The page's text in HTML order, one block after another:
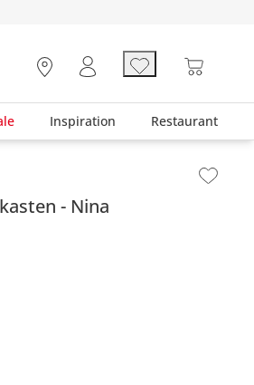
Inspiration Restaurant
Nina